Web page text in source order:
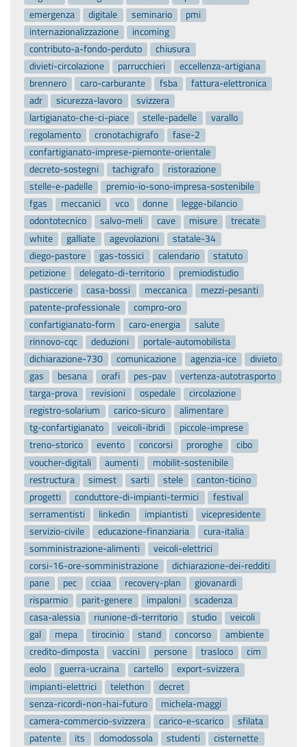
emergenza
digitale seminario
pmi
internazionalizzazione
incoming
contributo-a-fondo-perduto
chiusura
divieti-circolazione
parrucchieri
eccellenza-artigiana
brennero
caro-carburante fsba
fattura-elettronica
adr
sicurezza-lavoro
svizzera
lartigianato-che-ci-piace
stelle-padelle
varallo
regolamento
cronotachigrafo
fase-2
confartigianato-imprese-piemonte-orientale
decreto-sostegni
tachigrafo
ristorazione
stelle-e-padelle
premio-io-sono-impresa-sostenibile
fgas
meccanici vco donne
legge-bilancio
odontotecnico
salvo-meli cave misure
trecate
white
galliate agevolazioni
statale-34
diego-pastore
gas-tossici calendario
statuto
petizione
delegato-di-territorio
premiodistudio
pasticcerie
casa-bossi meccanica
mezzi-pesanti
patente-professionale
compro-oro
confartigianato-form
caro-energia
salute
rinnovo-cqc
deduzioni
portale-automobilista
dichiarazione-730
comunicazione agenzia-ice
divieto
gas
besana orafi pes-pav
vertenza-autotrasporto
targa-prova
revisioni ospedale
circolazione
registro-solarium
carico-sicuro
alimentare
tg-confartigianato
veicoli-ibridi
piccole-imprese
treno-storico
evento concorsi proroghe
cibo
voucher-digitali
aumenti
mobilit-sostenibile
restructura
simest sarti stele
canton-ticino
progetti
conduttore-di-impianti-termici
festival
serramentisti
linkedin impiantisti
vicepresidente
servizio-civile
educazione-finanziaria
cura-italia
somministrazione-alimenti
veicoli-elettrici
corsi-16-ore-somministrazione
dichiarazione-dei-redditi
pane
pec cciaa recovery-plan
giovanardi
risparmio
parit-genere impaloni
scadenza
casa-alessia
riunione-di-territorio studio
veicoli
gal
mepa tirocinio stand concorso
ambiente
credito-dimposta
vaccini persone trasloco
cim
eolo
guerra-ucraina cartello
export-svizzera
impianti-elettrici
telethon
decret
senza-ricordi-non-hai-futuro
michela-maggi
camera-commercio-svizzera
carico-e-scarico
sfilata
patente
its domodossola studenti
cisternette